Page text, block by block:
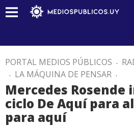
PORTAL MEDIOS PÚBLICOS .
. LA MÁQUINA DE PENSAR .
Mercedes Rosende
ciclo De Aquí para
para aquí